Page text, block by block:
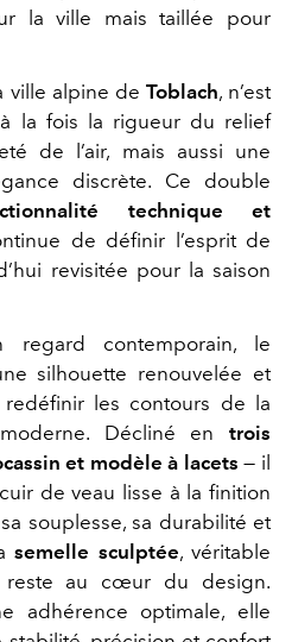
la ville mais taillée pour
ville alpine de Toblach, n’est
la fois la rigueur du relief
de l’air, mais aussi une
discrète. Ce double
technique et
de définir l’esprit de
revisitée pour la saison
regard contemporain, le
silhouette renouvelée et
les contours de la
Décliné en trois
et modèle à lacets — il
de veau lisse à la finition
souplesse, sa durabilité et
semelle sculptée, véritable
reste au cœur du design.
adhérence optimale, elle